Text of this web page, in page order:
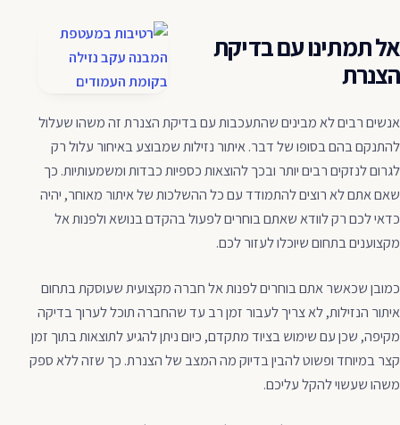
אל תמתינו עם בדיקת
הצנרת
אנשים רבים לא מבינים שהתעכבות עם בדיקת הצנרת זה משהו שעלול
להתנקם בהם בסופו של דבר. איתור נזילות שמבוצע באיחור עלול רק
לגרום לנזקים רבים יותר ובכך להוצאות כספיות כבדות ומשמעותיות. כך
שאם אתם לא רוצים להתמודד עם כל ההשלכות של איתור מאוחר, יהיה
כדאי לכם רק לוודא שאתם בוחרים לפעול בהקדם בנושא ולפנות אל
מקצוענים בתחום שיוכלו לעזור לכם.
כמובן שכאשר אתם בוחרים לפנות אל חברה מקצועית שעוסקת בתחום
איתור הנזילות, לא צריך לעבור זמן רב עד שהחברה תוכל לערוך בדיקה
מקיפה, שכן עם שימוש בציוד מתקדם, כיום ניתן להגיע לתוצאות בתוך זמן
קצר במיוחד ופשוט להבין בדיוק מה המצב של הצנרת. כך שזה ללא ספק
משהו שעשוי להקל עליכם.